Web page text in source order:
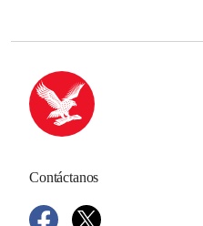
Contáctanos